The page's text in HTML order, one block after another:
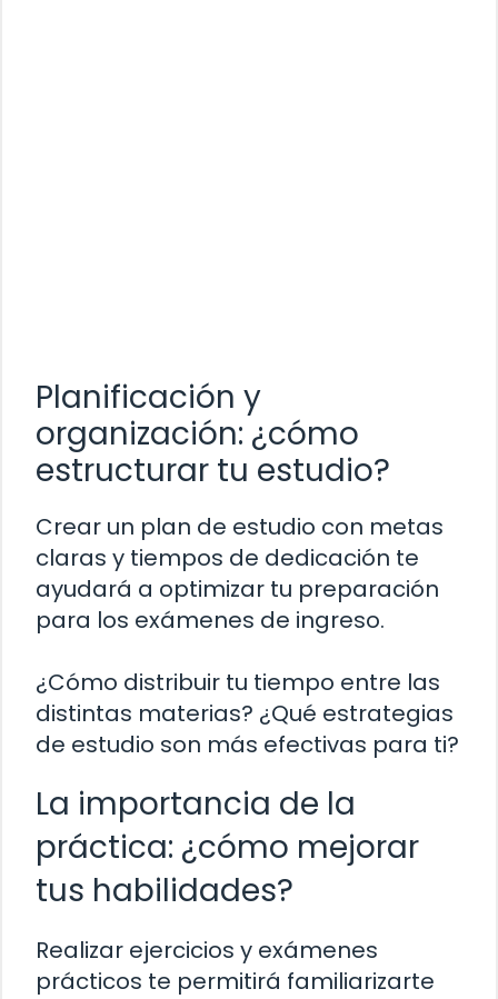
Planificación y
organización: ¿cómo
estructurar tu estudio?
Crear un plan de estudio con metas
claras y tiempos de dedicación te
ayudará a optimizar tu preparación
para los exámenes de ingreso.
¿Cómo distribuir tu tiempo entre las
distintas materias? ¿Qué estrategias
de estudio son más efectivas para ti?
La importancia de la
práctica: ¿cómo mejorar
tus habilidades?
Realizar ejercicios y exámenes
prácticos te permitirá familiarizarte